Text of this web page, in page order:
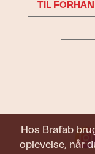
Hos Brafab
oplevelse, når
TIL